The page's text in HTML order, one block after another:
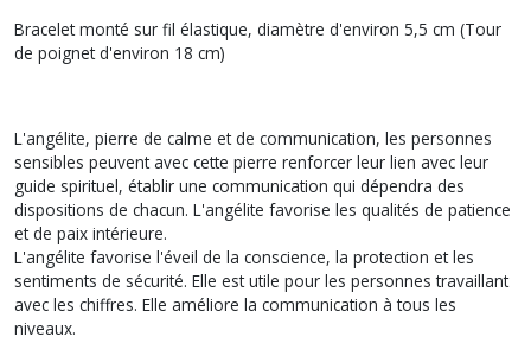
Bracelet monté sur fil élastique, diamètre d'environ 5,5 cm (Tour
de poignet d'environ 18 cm)
L'angélite, pierre de calme et de communication, les personnes
sensibles peuvent avec cette pierre renforcer leur lien avec leur
guide spirituel, établir une communication qui dépendra des
dispositions de chacun. L'angélite favorise les qualités de patience
et de paix intérieure.
L'angélite favorise l'éveil de la conscience, la protection et les
sentiments de sécurité. Elle est utile pour les personnes travaillant
avec les chiffres. Elle améliore la communication à tous les
niveaux.